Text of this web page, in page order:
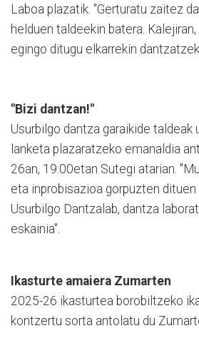
Laboa plazatik. "Gerturatu zaitez
helduen taldeekin batera.
egingo ditugu elkarrekin
"Bizi dantzan!"
Usurbilgo dantza garaikide taldeak
lanketa plazaratzeko emanaldia
26an, 19:00etan Sutegi atarian.
eta inprobisazioa gorpuzten dituen
Usurbilgo Dantzalab, dantza
eskainia".
Ikasturte amaiera Zumarten
2025-26 ikasturtea borobiltzeko
kontzertu sorta antolatu du